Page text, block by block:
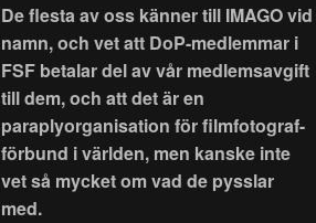
De flesta av oss känner till IMAGO vid
namn, och vet att DoP-medlemmar i
FSF betalar del av vår medlemsavgift
till dem, och att det är en
paraplyorganisation för filmfotograf-
förbund i världen, men kanske inte
vet så mycket om vad de pysslar
med.